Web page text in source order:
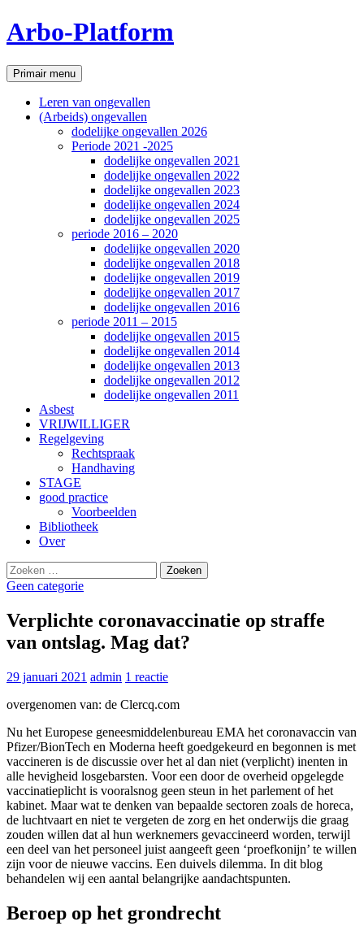
Ga
naar
inhoud
Arbo-Platform
Zoeken
Primair menu
Leren van ongevallen
(Arbeids) ongevallen
dodelijke ongevallen 2026
Periode 2021 -2025
dodelijke ongevallen 2021
dodelijke ongevallen 2022
dodelijke ongevallen 2023
dodelijke ongevallen 2024
dodelijke ongevallen 2025
periode 2016 – 2020
dodelijke ongevallen 2020
dodelijke ongevallen 2018
dodelijke ongevallen 2019
dodelijke ongevallen 2017
dodelijke ongevallen 2016
periode 2011 – 2015
dodelijke ongevallen 2015
dodelijke ongevallen 2014
dodelijke ongevallen 2013
dodelijke ongevallen 2012
dodelijke ongevallen 2011
Asbest
VRIJWILLIGER
Regelgeving
Rechtspraak
Handhaving
STAGE
good practice
Voorbeelden
Bibliotheek
Over
Zoeken
naar:
Gebruik
de
en
neer
een
beschikbaar
resultaat
selecteren.
Druk
op
Enter
om
naar
het
geselecteerde
zoekresultaat
te
gaan.
Als
met
Geen categorie
Verplichte coronavaccinatie op straffe
van ontslag. Mag dat?
29 januari 2021 admin 1 reactie
overgenomen van: de Clercq.com
Nu het Europese geneesmiddelenbureau EMA het coronavaccin van
Pfizer/BionTech en Moderna heeft goedgekeurd en begonnen is met
vaccineren is de discussie over het al dan niet (verplicht) inenten in
alle hevigheid losgebarsten. Voor een door de overheid opgelegde
vaccinatieplicht is vooralsnog geen steun in het parlement of het
kabinet. Maar wat te denken van bepaalde sectoren zoals de horeca,
de luchtvaart en niet te vergeten de zorg en het onderwijs die graag
zouden willen dat al hun werknemers gevaccineerd worden, terwijl
een deel van het personeel juist aangeeft geen ‘proefkonijn’ te willen
zijn voor de nieuwe vaccins. Een duivels dilemma. In dit blog
behandelen wij een aantal belangrijke aandachtspunten.
Beroep op het grondrecht